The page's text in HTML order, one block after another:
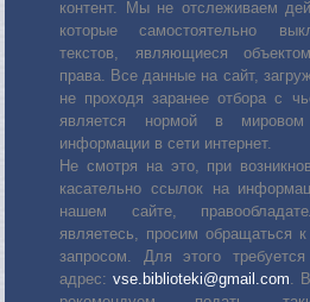
контент. Мы не отслеживаем
которые самостоятельно
текстов, являющиеся
права. Все данные на сайт,
не проходя заранее отбора с
является нормой в
информации в сети интернет.
Не смотря на это, при
касательно ссылок на
нашем сайте,
являетесь, просим обращаться
запросом. Для этого
адрес: vse.biblioteki@gmail.com.